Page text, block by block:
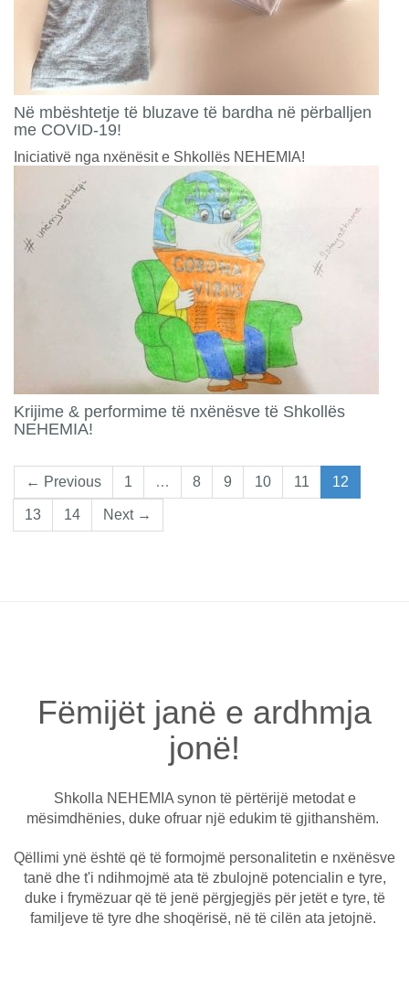
Në mbështetje të bluzave të bardha në përballjen
me COVID-19!
Iniciativë nga nxënësit e Shkollës NEHEMIA!
Krijime & performime të nxënësve të Shkollës
NEHEMIA!
← Previous 1 … 8 9 10 11 12
13 14 Next →
Fëmijët janë e ardhmja
jonë!
Shkolla NEHEMIA synon të përtërijë metodat e
mësimdhënies, duke ofruar një edukim të gjithanshëm.
Qëllimi ynë është që të formojmë personalitetin e nxënësve
tanë dhe t'i ndihmojmë ata të zbulojnë potencialin e tyre,
duke i frymëzuar që të jenë përgjegjës për jetët e tyre, të
familjeve të tyre dhe shoqërisë, në të cilën ata jetojnë.